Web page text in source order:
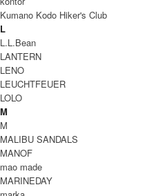
ZUMA LX RECYCLED
12,100円(税込)
M
Kumano Kodo Hiker's Club
L
L.L.Bean
LANTERN
LENO
LEUCHTFEUER
LOLO
M
M
MALIBU SANDALS
MANOF
mao made
MARINEDAY